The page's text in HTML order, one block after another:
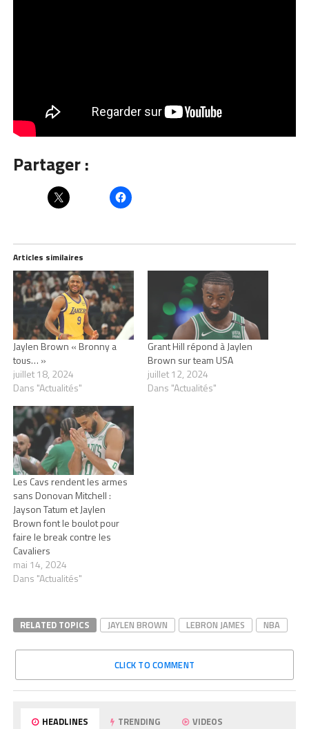
Partager :
Articles similaires
Jaylen Brown « Bronny a
tous… »
juillet 18, 2024
Dans "Actualités"
Grant Hill répond à Jaylen
Brown sur team USA
juillet 12, 2024
Dans "Actualités"
Les Cavs rendent les armes
sans Donovan Mitchell :
Jayson Tatum et Jaylen
Brown font le boulot pour
faire le break contre les
Cavaliers
mai 14, 2024
Dans "Actualités"
RELATED TOPICS JAYLEN BROWN LEBRON JAMES NBA
CLICK TO COMMENT
HEADLINES TRENDING VIDEOS